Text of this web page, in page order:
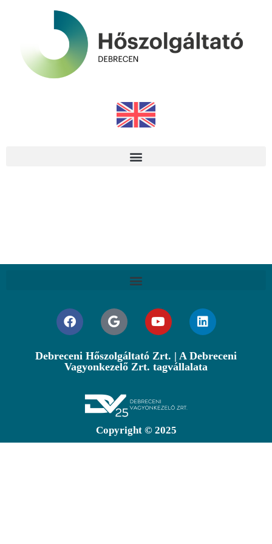
Debreceni Hőszolgáltató Zrt. | A Debreceni
Vagyonkezelő Zrt. tagvállalata
Copyright © 2025